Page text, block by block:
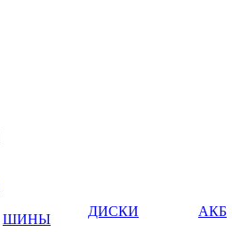
ШИНЫ
ДИСКИ
АКБ